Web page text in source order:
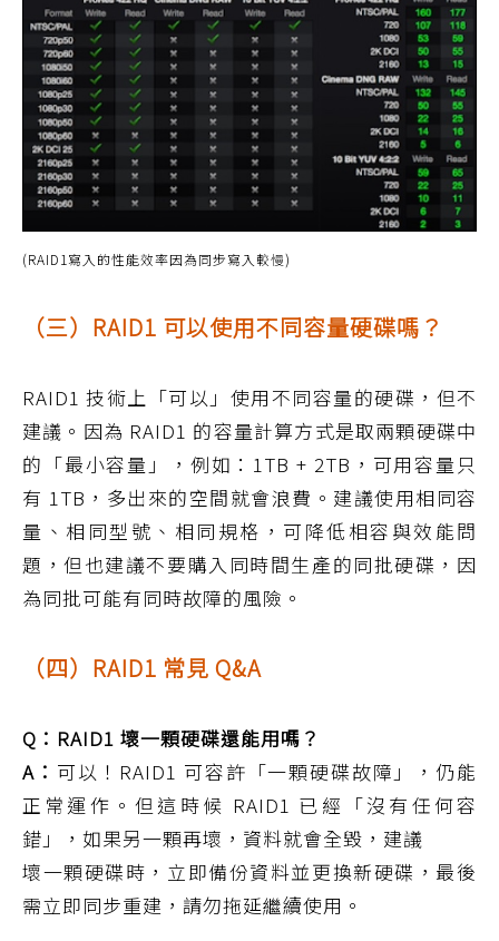
(RAID1寫入的性能效率因為同步寫入較慢)
（三）RAID1 可以使用不同容量硬碟嗎？
RAID1 技術上「可以」使用不同容量的硬碟，但不
建議。因為 RAID1 的容量計算方式是取兩顆硬碟中
的「最小容量」，例如：1TB + 2TB，可用容量只
有 1TB，多出來的空間就會浪費。建議使用相同容
量、相同型號、相同規格，可降低相容與效能問
題，但也建議不要購入同時間生產的同批硬碟，因
為同批可能有同時故障的風險。
（四）RAID1 常見 Q&A
Q：RAID1 壞一顆硬碟還能用嗎？
A： 可以！RAID1 可容許「一顆硬碟故障」，仍能
正常運作。但這時候 RAID1 已經「沒有任何容
錯」，如果另一顆再壞，資料就會全毀，建議
壞一顆硬碟時，立即備份資料並更換新硬碟，最後
需立即同步重建，請勿拖延繼續使用。